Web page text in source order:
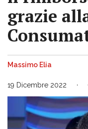
grazie
Massimo Elia
19 Dicembre 2022